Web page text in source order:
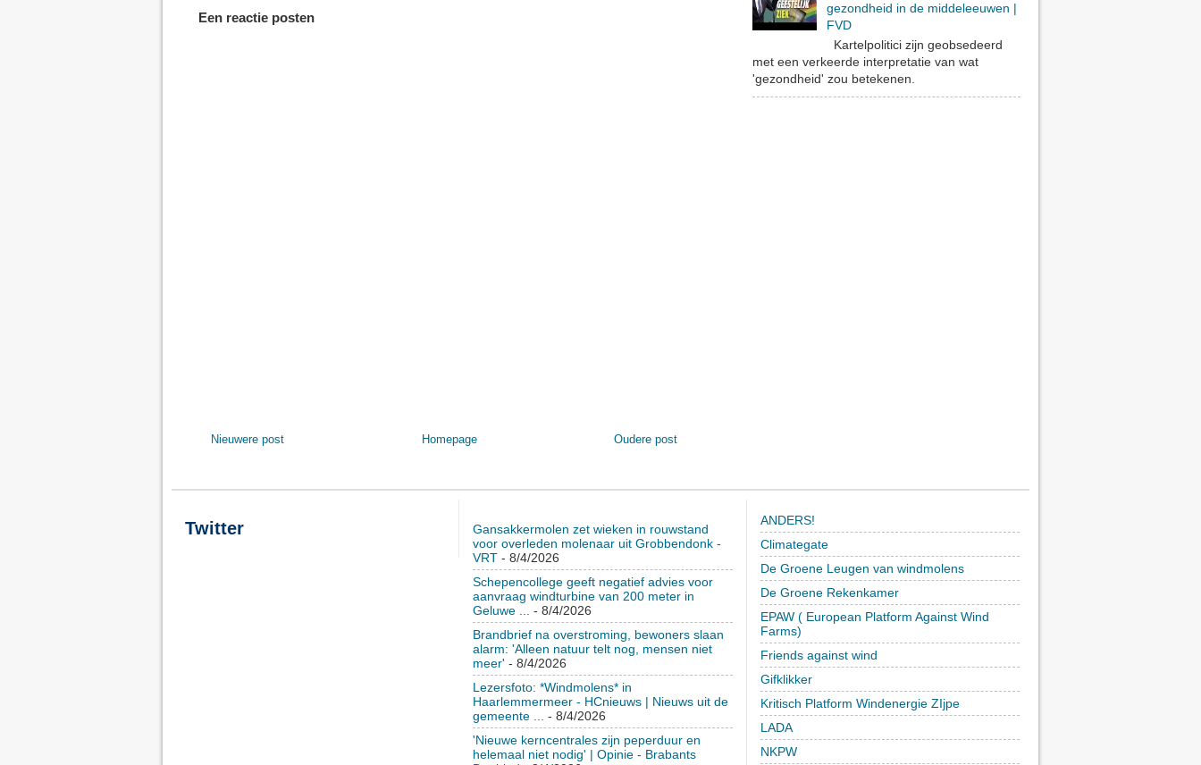
Een reactie posten
Nieuwere post Oudere post
Homepage
gezondheid in de middeleeuwen |
FVD
Kartelpolitici zijn geobsedeerd
met een verkeerde interpretatie van wat
'gezondheid' zou betekenen.
Twitter
Gansakkermolen zet wieken in rouwstand
voor overleden molenaar uit Grobbendonk -
VRT- 8/4/2026
Schepencollege geeft negatief advies voor
aanvraag windturbine van 200 meter in
Geluwe ...
- 8/4/2026
Brandbrief na overstroming, bewoners slaan
alarm: 'Alleen natuur telt nog, mensen niet
meer' - 8/4/2026
Lezersfoto: *Windmolens* in
Haarlemmermeer - HCnieuws | Nieuws uit de
gemeente ...
- 8/4/2026
'Nieuwe kerncentrales zijn peperduur en
helemaal niet nodig' | Opinie - Brabants
ANDERS!
Climategate
De Groene Leugen van windmolens
De Groene Rekenkamer
EPAW ( European Platform Against Wind
Farms)
Friends against wind
Gifklikker
Kritisch Platform Windenergie ZIjpe
LADA
NKPW